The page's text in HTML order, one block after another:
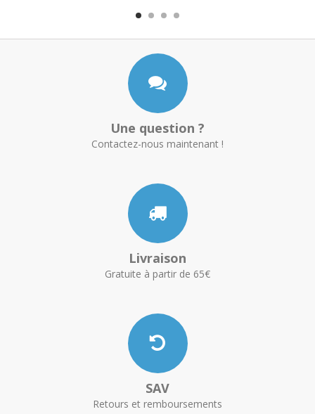
Une question ?
Contactez-nous maintenant !
Livraison
Gratuite à partir de 65€
SAV
Retours et remboursements